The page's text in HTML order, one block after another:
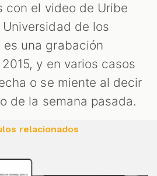
con el video de Uribe
de los
es una grabación
y en varios casos
o se miente al decir
de la semana pasada.
relacionados